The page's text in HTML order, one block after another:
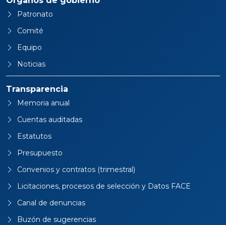
Patronato
Comité
Equipo
Noticias
Transparencia
Memoria anual
Cuentas auditadas
Estatutos
Presupuesto
Convenios y contratos (trimestral)
Licitaciones, procesos de selección y Datos FACE
Canal de denuncias
Buzón de sugerencias